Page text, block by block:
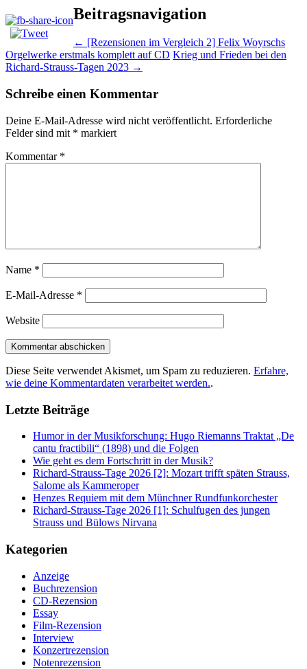
Beitragsnavigation
← [Rezensionen im Vergleich 2] Felix Woyrschs
Orgelwerke erstmals komplett auf CD Krieg und Frieden bei den
Richard-Strauss-Tagen 2023 →
Schreibe einen Kommentar
Deine E-Mail-Adresse wird nicht veröffentlicht. Erforderliche
Felder sind mit * markiert
Kommentar *
Name *
E-Mail-Adresse *
Website
Diese Seite verwendet Akismet, um Spam zu reduzieren. Erfahre,
wie deine Kommentardaten verarbeitet werden..
Letzte Beiträge
Humor in der Musikforschung: Hugo Riemanns Traktat „De
cantu fractibili“ (1898) und die Folgen
Wie geht es dem Fortschritt in der Musik?
Richard-Strauss-Tage 2026 [2]: Mozart trifft späten Strauss,
Salome als Kammeroper
Henzes Requiem mit dem Münchner Rundfunkorchester
Richard-Strauss-Tage 2026 [1]: Schulfugen des jungen
Strauss und Bülows Nirvana
Kategorien
Anzeige
Buchrezension
CD-Rezension
Essay
Film-Rezension
Interview
Konzertrezension
Notenrezension